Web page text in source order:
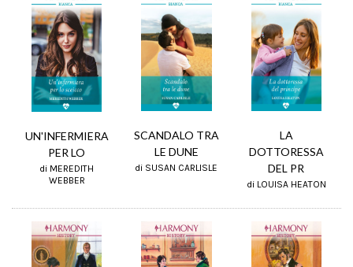
UN'INFERMIERA
PER LO
di MEREDITH
WEBBER
SCANDALO TRA
LE DUNE
di SUSAN CARLISLE
LA
DOTTORESSA
DEL PR
di LOUISA HEATON